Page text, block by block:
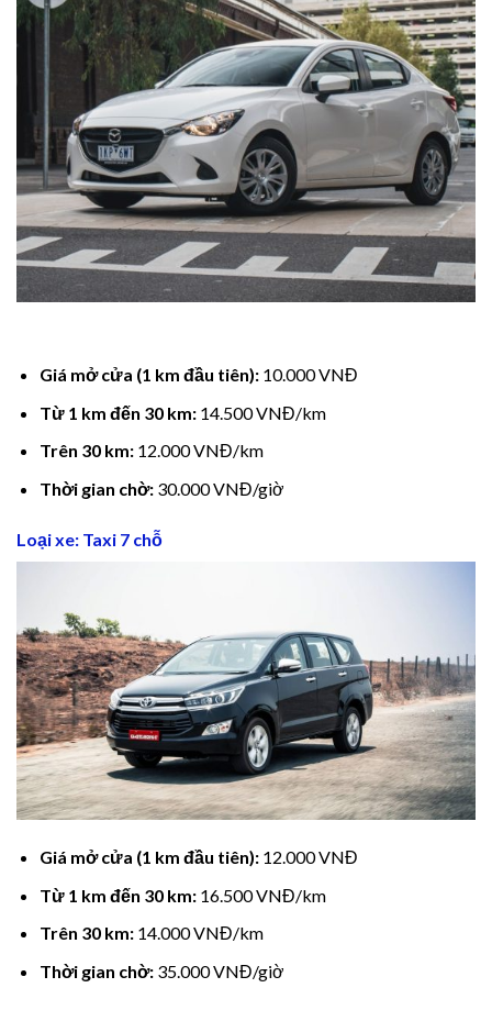
panel
panel
panel
panel
panel
panel
panel
Panel
Panel
panel
Panel
Panel
Giá mở cửa (1 km đầu tiên):10.000 VNĐ
Từ 1 km đến 30 km:14.500 VNĐ/km
Trên 30 km:12.000 VNĐ/km
Thời gian chờ:30.000 VNĐ/giờ
Loại xe: Taxi 7 chỗ
Giá mở cửa (1 km đầu tiên):12.000 VNĐ
Từ 1 km đến 30 km:16.500 VNĐ/km
Trên 30 km:14.000 VNĐ/km
Thời gian chờ:35.000 VNĐ/giờ